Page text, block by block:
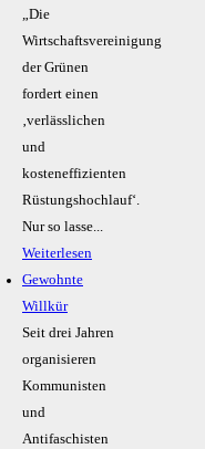
„Die
Wirtschaftsvereinigung
der Grünen
fordert einen
‚verlässlichen
und
kosteneffizienten
Rüstungshochlauf‘.
Nur so lasse...
Weiterlesen
Gewohnte
Willkür
Seit drei Jahren
organisieren
Kommunisten
und
Antifaschisten